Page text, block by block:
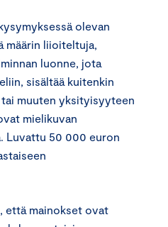
olevan
määrin liioiteltuja,
luonne, jota
sisältää kuitenkin
muuten yksityisyyteen
mielikuvan
Luvattu 50 000 euron
että mainokset ovat